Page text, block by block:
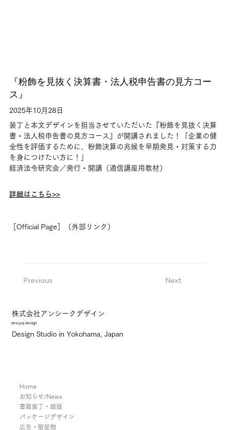
『粉飾を見抜く決算書・法人税申告書の見方コー
ス』
2025年10月28日
装丁と本文デザインを担当させていただいた『粉飾を見抜く決算
書・法人税申告書の見方コース』が開講されました！「企業の健
全性を評価するために、粉飾決算の兆候を早期発見・対策する力
を身につけたい方に！」
経済法令研究会／発行・開講（通信講座用教材）
詳細はこちら>>
［Official Page］（外部リンク）
Previous Next
株式会社アンシークデザイン
ansyyq design
Design Studio in Yokohama, Japan
Home
お知らせ/News
書籍装丁・組版
パッケージデザイン
広告・販促物